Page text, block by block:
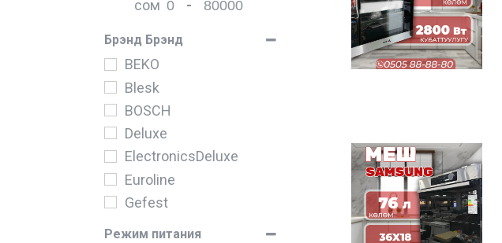
сом
Мин. цена
-
Макс. цена
Брэнд Брэнд
BEKO
Blesk
BOSCH
Deluxe
ElectronicsDeluxe
Euroline
Gefest
Режим питания